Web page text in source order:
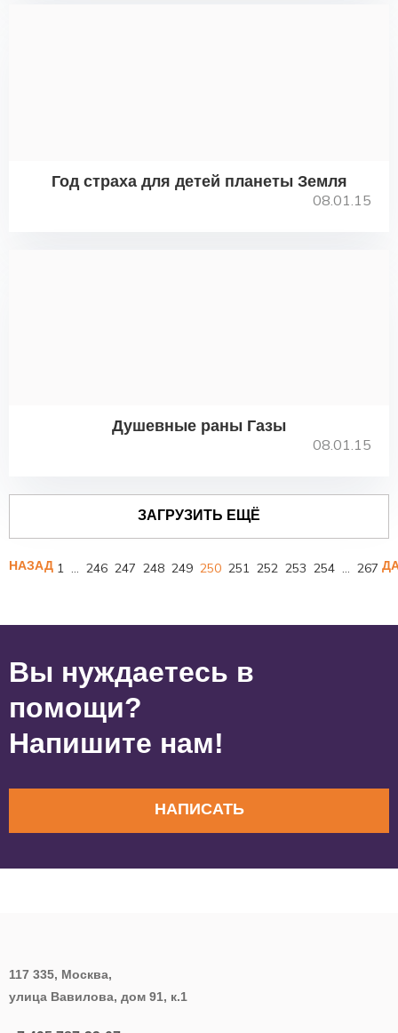
08.01.15
Год страха для детей планеты Земля
08.01.15
Душевные раны Газы
ЗАГРУЗИТЬ ЕЩЁ
НАЗАД 1 … 246 247 248 249 250 251 252 253 254 … 267
Вы нуждаетесь в
помощи?
Напишите нам!
НАПИСАТЬ
117 335, Москва,
улица Вавилова, дом 91, к.1